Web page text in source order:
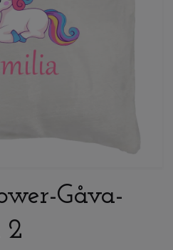
Gåva-
2